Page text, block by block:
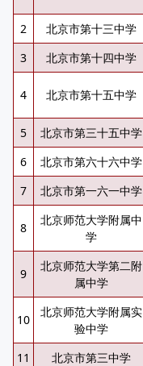
2
北京市第十三中学
3
北京市第十四中学
4 北京市第十五中学
5
北京市第三十五中学
6
北京市第六十六中学
7
北京市第一六一中学
8
北京师范大学附属中
学
9
北京师范大学第二附
属中学
10
北京师范大学附属实
验中学
11 北京市第三中学